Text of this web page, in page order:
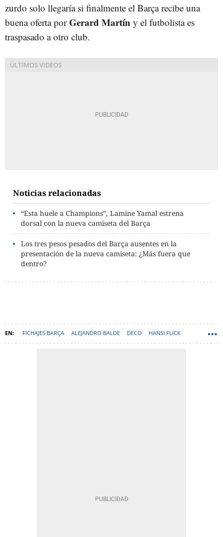
zurdo solo llegaría si finalmente el Barça recibe una
buena oferta porGerard Martín y el futbolista es
traspasado a otro club.
Noticias relacionadas
“Esta huele a Champions”, Lamine Yamal estrena
dorsal con la nueva camiseta del Barça
Los tres pesos pesados del Barça ausentes en la
presentación de la nueva camiseta: ¿Más fuera que
dentro?
FICHAJES BARÇA ALEJANDRO BALDE DECO HANSI FLICK